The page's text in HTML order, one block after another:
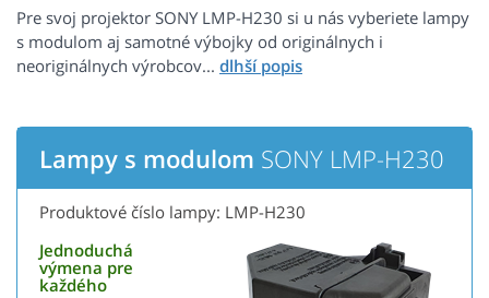
Pre svoj projektor SONY LMP-H230 si u nás vyberiete lampy
s modulom aj samotné výbojky od originálnych i
neoriginálnych výrobcov...
Lampy s modulom SONY LMP-H230
Produktové číslo lampy: LMP-H230
Jednoduchá
výmena pre
každého